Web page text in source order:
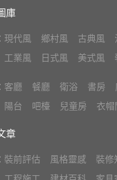
庫
現代風 鄉村風 古典風
工業風
日式風 美式風
客廳 餐廳 衛浴 書房
陽台
吧檯 兒童房 衣帽
章
裝前評估 風格靈感 裝修